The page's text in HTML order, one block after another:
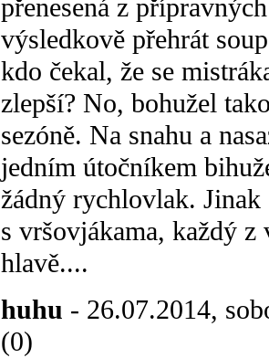
přenesená z
výsledkově přehrát
kdo čekal, že se
zlepší? No, bohužel
sezóně. Na snahu a
jedním útočníkem
žádný rychlovlak.
s vršovjákama, každý z
hlavě....
huhu - 26.07.2014,
(0)